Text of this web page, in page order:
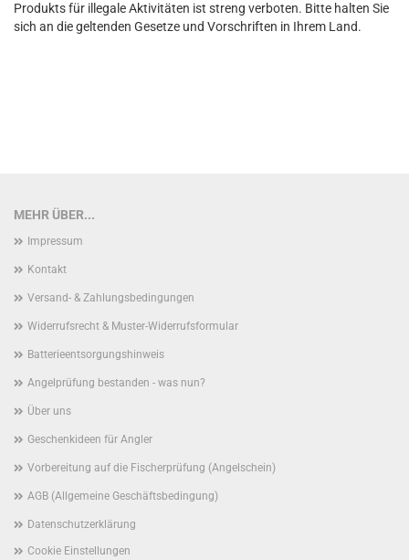
Produkts für illegale Aktivitäten ist streng verboten. Bitte halten Sie
sich an die geltenden Gesetze und Vorschriften in Ihrem Land.
MEHR ÜBER...
Impressum
Kontakt
Versand- & Zahlungsbedingungen
Widerrufsrecht & Muster-Widerrufsformular
Batterieentsorgungshinweis
Angelprüfung bestanden - was nun?
Über uns
Geschenkideen für Angler
Vorbereitung auf die Fischerprüfung (Angelschein)
AGB (Allgemeine Geschäftsbedingung)
Datenschutzerklärung
Cookie Einstellungen